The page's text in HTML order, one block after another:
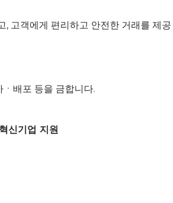
고객에게 편리하고 안전한 거래를 제공
배포 등을 금합니다.
기업 지원